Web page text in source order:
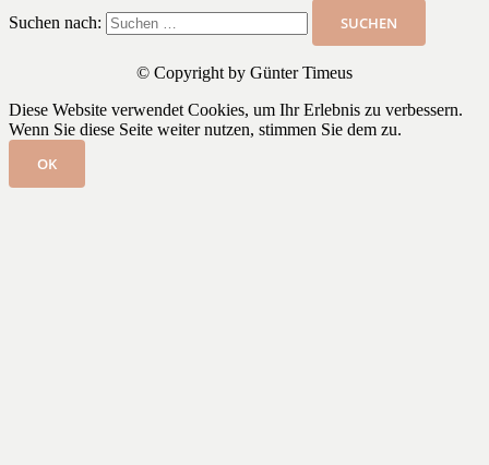
Suchen nach:
© Copyright by Günter Timeus
Diese Website verwendet Cookies, um Ihr Erlebnis zu verbessern.
Wenn Sie diese Seite weiter nutzen, stimmen Sie dem zu.
OK